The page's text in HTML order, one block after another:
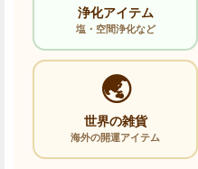
浄化アイテム
塩・空間浄化など
🌏
世界の雑貨
海外の開運アイテム